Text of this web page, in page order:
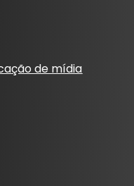
de mídia